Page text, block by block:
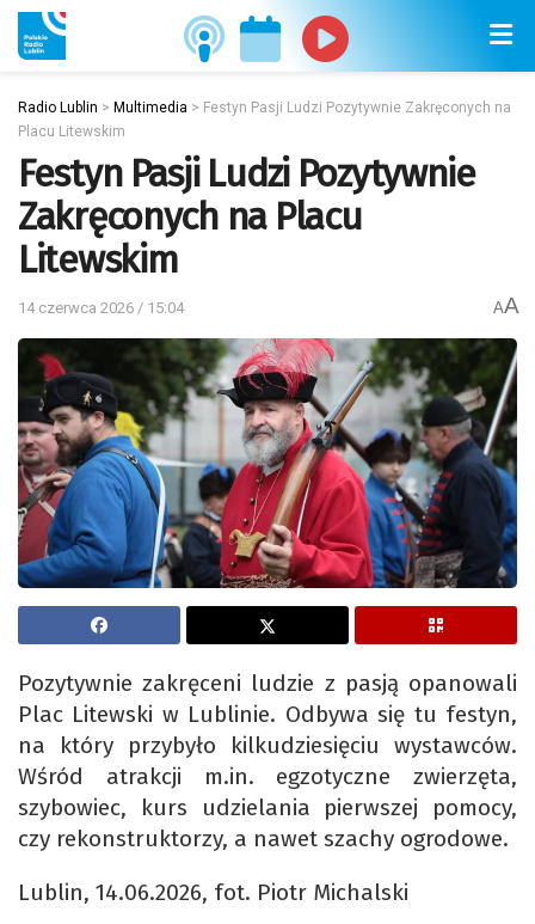
Radio Lublin > Multimedia > Festyn Pasji Ludzi Pozytywnie Zakręconych na
Placu Litewskim
Festyn Pasji Ludzi Pozytywnie
Zakręconych na Placu
Litewskim
14 czerwca 2026 / 15:04 AA
Pozytywnie zakręceni ludzie z pasją opanowali
Plac Litewski w Lublinie. Odbywa się tu festyn,
na który przybyło kilkudziesięciu wystawców.
Wśród atrakcji m.in. egzotyczne zwierzęta,
szybowiec, kurs udzielania pierwszej pomocy,
czy rekonstruktorzy, a nawet szachy ogrodowe.
Lublin, 14.06.2026, fot. Piotr Michalski